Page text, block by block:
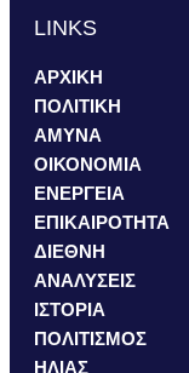
LINKS
ΑΡΧΙΚΗ
ΠΟΛΙΤΙΚΗ
ΑΜΥΝΑ
ΟΙΚΟΝΟΜΙΑ
ΕΝΕΡΓΕΙΑ
ΕΠΙΚΑΙΡΟΤΗΤΑ
ΔΙΕΘΝΗ
ΑΝΑΛΥΣΕΙΣ
ΙΣΤΟΡΙΑ
ΠΟΛΙΤΙΣΜΟΣ
ΗΛΙΑΣ